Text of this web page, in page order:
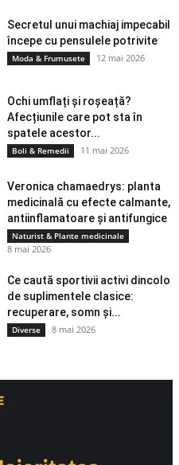
Secretul unui machiaj impecabil
începe cu pensulele potrivite
Moda & Frumusete 12 mai 2026
Ochi umflați și roșeață?
Afecțiunile care pot sta în
spatele acestor...
Boli & Remedii 11 mai 2026
Veronica chamaedrys: planta
medicinală cu efecte calmante,
antiinflamatoare și antifungice
Naturist & Plante medicinale
8 mai 2026
Ce caută sportivii activi dincolo
de suplimentele clasice:
recuperare, somn și...
Diverse 8 mai 2026